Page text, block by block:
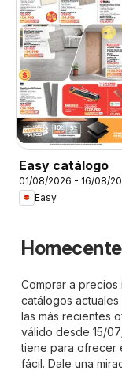
Easy catálogo
01/08/2026 - 16/08/
Easy
Comprar a precios
catálogos
las más recientes
válido desde 15/
tiene para ofrecer
fácil. Dale una